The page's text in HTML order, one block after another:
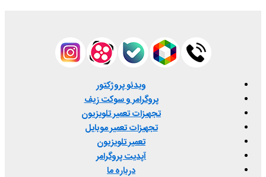
ویدئو پروژکتور
پروگرامر و سوکت زیف
تجهیزات تعمیر تلویزیون
تجهیزات تعمیر موبایل
تعمیر تلویزیون
آپدیت پروگرامر
درباره ما